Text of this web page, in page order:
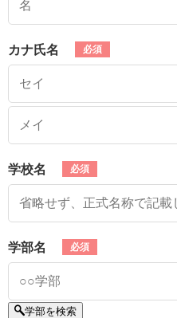
カナ氏名
学校名
学部名
学部を検索